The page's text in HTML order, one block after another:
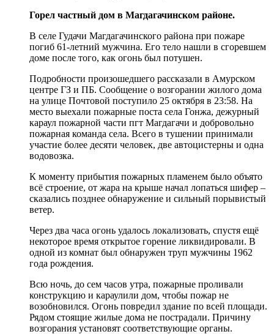
Горел частный дом в Магдагачинском районе.
В селе Гудачи Магдагачинского района при пожаре
погиб 61-летний мужчина. Его тело нашли в сгоревшем
доме после того, как огонь был потушен.
Подробности произошедшего рассказали в Амурском
центре ГЗ и ПБ. Сообщение о возгорании жилого дома
на улице Почтовой поступило 25 октября в 23:58. На
место выехали пожарные поста села Гонжа, дежурный
караул пожарной части пгт Магдагачи и добровольно
пожарная команда села. Всего в тушении принимали
участие более десяти человек, две автоцистерны и одна
водовозка.
К моменту прибытия пожарных пламенем было объято
всё строение, от жара на крыше начал лопаться шифер –
сказались позднее обнаружение и сильный порывистый
ветер.
Через два часа огонь удалось локализовать, спустя ещё
некоторое время открытое горение ликвидировали. В
одной из комнат был обнаружен труп мужчины 1962
года рождения.
Всю ночь, до сем часов утра, пожарные проливали
конструкцию и караулили дом, чтобы пожар не
возобновился. Огонь повредил здание по всей площади.
Рядом стоящие жилые дома не пострадали. Причину
возгорания установят соответствующие органы.